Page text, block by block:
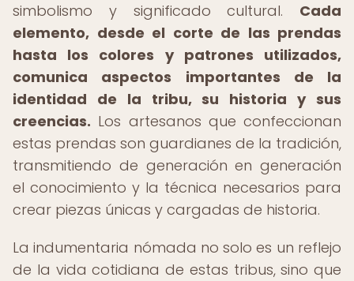
simbolismo y significado cultural. Cada
elemento, desde el corte de las prendas
hasta los colores y patrones utilizados,
comunica aspectos importantes de la
identidad de la tribu, su historia y sus
creencias. Los artesanos que confeccionan
estas prendas son guardianes de la tradición,
transmitiendo de generación en generación
el conocimiento y la técnica necesarios para
crear piezas únicas y cargadas de historia.
La indumentaria nómada no solo es un reflejo
de la vida cotidiana de estas tribus, sino que